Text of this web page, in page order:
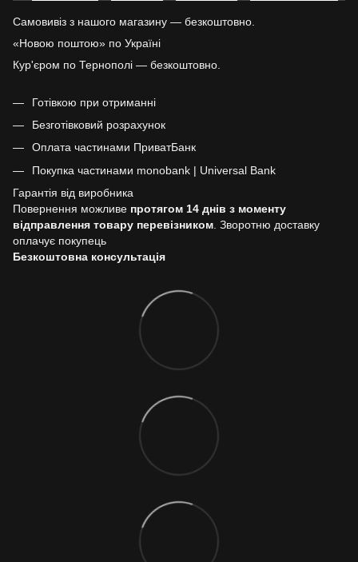
Самовивіз з нашого магазину — безкоштовно.
«Новою поштою» по Україні
Кур'єром по Тернополі — безкоштовно.
Готівкою при отриманні
Безготівковий розрахунок
Оплата частинами ПриватБанк
Покупка частинами monobank | Universal Bank
Гарантія від виробника
Повернення можливе протягом 14 днів з моменту
відправлення товару перевізником . Зворотню доставку
оплачує покупець
Безкоштовна консультація